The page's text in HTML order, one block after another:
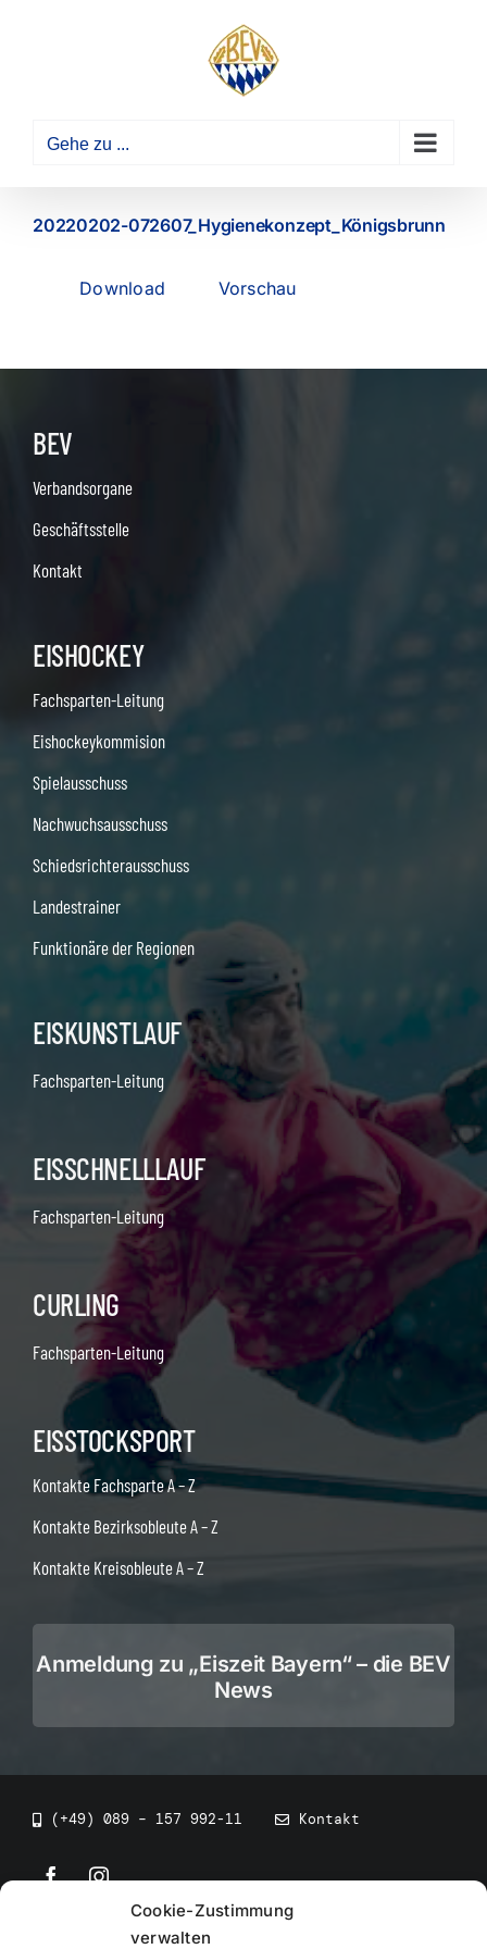
Cookie-Zustimmung
verwalten
Gehe zu ...
20220202-072607_Hygienekonzept_Königsbrunn
Download Vorschau
BEV
Verbandsorgane
Geschäftsstelle
Kontakt
EISHOCKEY
Fachsparten-Leitung
Eishockeykommision
Spielausschuss
Nachwuchsausschuss
Schiedsrichterausschuss
Landestrainer
Funktionäre der Regionen
EISKUNSTLAUF
Fachsparten-Leitung
EISSCHNELLLAUF
Fachsparten-Leitung
CURLING
Fachsparten-Leitung
EISSTOCKSPORT
Kontakte Fachsparte A – Z
Kontakte Bezirksobleute A – Z
Kontakte Kreisobleute A – Z
Anmeldung zu „Eiszeit Bayern“ – die BEV
News
(+49) 089 – 157 992-11 Kontakt
• BEV Bayerischer Eissportverband